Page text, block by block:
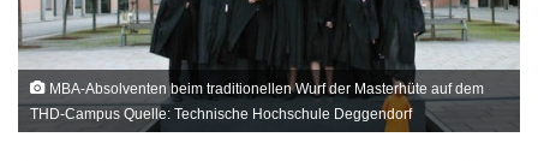
MBA-Absolventen beim traditionellen Wurf der Masterhüte auf dem
THD-Campus Quelle: Technische Hochschule Deggendorf